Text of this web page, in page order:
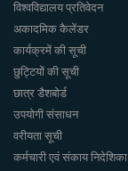
विश्वविद्यालय प्रतिवेदन
अकादमिक कैलेंडर
कार्यक्रमें की सूची
छुट्टियों की सूची
छात्र डैशबोर्ड
उपयोगी संसाधन
वरीयता सूची
कर्मचारी एवं संकाय निदेशिका